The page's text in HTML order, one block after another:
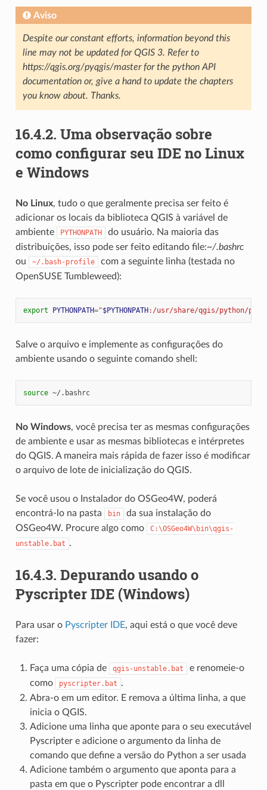
Aviso
Despite our constant efforts, information beyond this
line may not be updated for QGIS 3. Refer to
https://qgis.org/pyqgis/master for the python API
documentation or, give a hand to update the chapters
you know about. Thanks.
16.4.2. Uma observação sobre
como configurar seu IDE no Linux
e Windows
No Linux, tudo o que geralmente precisa ser feito é
adicionar os locais da biblioteca QGIS à variável de
ambiente
PYTHONPATH
do usuário. Na maioria das
distribuições, isso pode ser feito editando file:~/.bashrc
ou
~/.bash-profile
com a seguinte linha (testada no
OpenSUSE Tumbleweed):
export PYTHONPATH="$PYTHONPATH:/usr/share/qgis/python/
Salve o arquivo e implemente as configurações do
ambiente usando o seguinte comando shell:
source ~/.bashrc
No Windows, você precisa ter as mesmas configurações
de ambiente e usar as mesmas bibliotecas e intérpretes
do QGIS. A maneira mais rápida de fazer isso é modificar
o arquivo de lote de inicialização do QGIS.
Se você usou o Instalador do OSGeo4W, poderá
encontrá-lo na pasta
bin
da sua instalação do
OSGeo4W. Procure algo como
C:\OSGeo4W\bin\qgis-
unstable.bat .
16.4.3. Depurando usando o
Pyscripter IDE (Windows)
Para usar o Pyscripter IDE, aqui está o que você deve
fazer:
Faça uma cópia de qgis-unstable.bat
e renomeie-o
como
pyscripter.bat .
Abra-o em um editor. E remova a última linha, a que
inicia o QGIS.
Adicione uma linha que aponte para o seu executável
Pyscripter e adicione o argumento da linha de
comando que define a versão do Python a ser usada
Adicione também o argumento que aponta para a
pasta em que o Pyscripter pode encontrar a dll